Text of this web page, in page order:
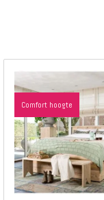
Comfort hoogte